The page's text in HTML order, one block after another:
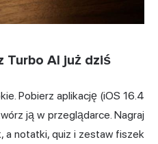
Turbo AI już dziś
Pobierz aplikację (iOS 16.4
ją w przeglądarce. Nagraj
a notatki, quiz i zestaw fiszek